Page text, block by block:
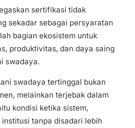
sertifikasi tidak
sekadar sebagai persyaratan
bagian ekosistem untuk
produktivitas, dan daya saing
swadaya.
swadaya tertinggal bukan
melainkan terjebak dalam
kondisi ketika sistem,
institusi tanpa disadari lebih